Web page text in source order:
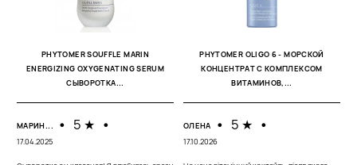
PHYTOMER SOUFFLE MARIN
ENERGIZING OXYGENATING SERUM
СЫВОРОТКА...
МАРИН... • 5 ★ •
17.04.2025
PHYTOMER OLIGO 6 - МОРСКОЙ
КОНЦЕНТРАТ С КОМПЛЕКСОМ
ВИТАМИНОВ,...
ОЛЕНА • 5 ★ •
17.10.2026